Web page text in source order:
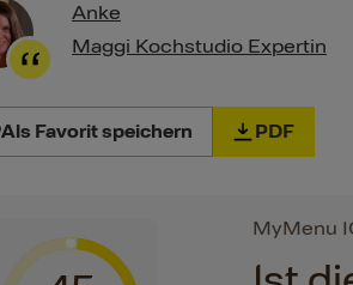
Anke
Maggi Kochstudio Expertin
Als Favorit speichern PDF
MyMenu